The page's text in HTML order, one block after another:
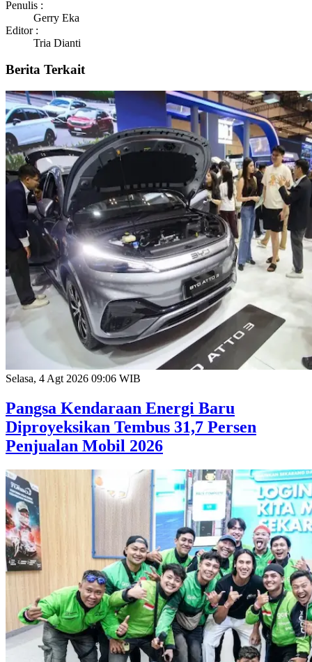
Penulis :
Gerry Eka
Editor :
Tria Dianti
Berita Terkait
Selasa, 4 Agt 2026 09:06 WIB
Pangsa Kendaraan Energi Baru
Diproyeksikan Tembus 31,7 Persen
Penjualan Mobil 2026